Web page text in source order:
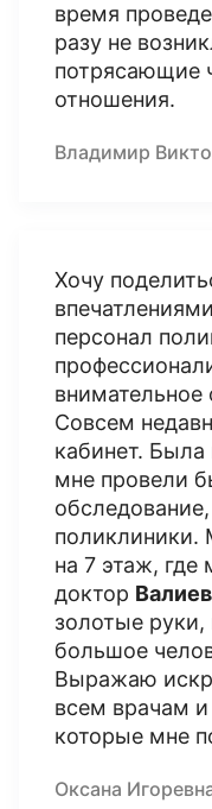
время
разу не
потрясающие
отношения.
Владимир
Хочу
персонал
внимательное
Совсем
кабинет. Была
мне провели
поликлиники.
на 7 этаж, где
доктор
золотые руки,
большое
Выражаю
всем врачам
которые мне
Оксана